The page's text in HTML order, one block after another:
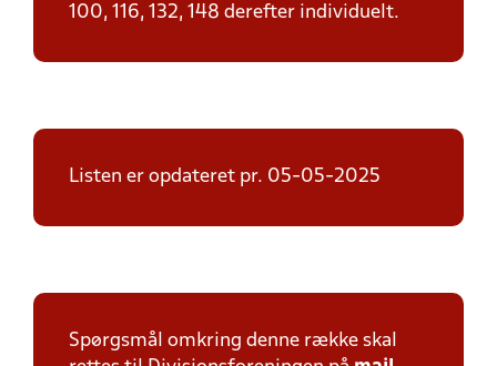
100, 116, 132, 148 derefter individuelt.
Listen er opdateret pr. 05-05-2025
Spørgsmål omkring denne række skal